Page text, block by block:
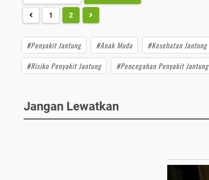
1 2
#Penyakit Jantung #Anak Muda #Kesehatan Jantung
#Risiko Penyakit Jantung
#Pencegahan Penyakit Jantung
Jangan Lewatkan